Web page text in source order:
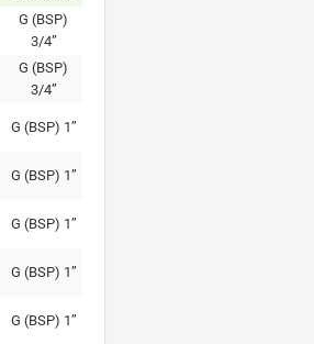
G (BSP)
3/4”
G (BSP)
3/4”
G (BSP) 1”
G (BSP) 1”
G (BSP) 1”
G (BSP) 1”
G (BSP) 1”